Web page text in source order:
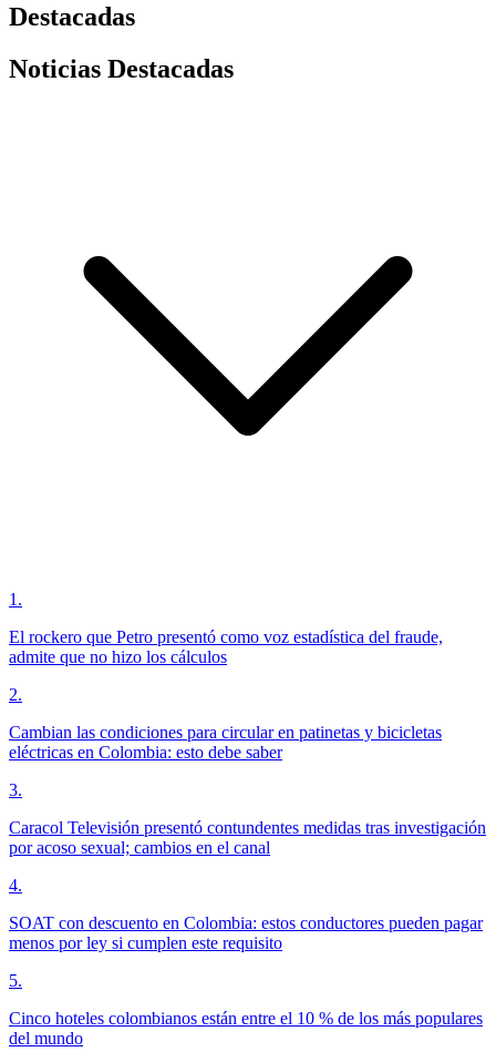
Destacadas
Noticias Destacadas
1 .
El rockero que Petro presentó como voz estadística del fraude,
admite que no hizo los cálculos
2.
Cambian las condiciones para circular en patinetas y bicicletas
eléctricas en Colombia: esto debe saber
3.
Caracol Televisión presentó contundentes medidas tras investigación
por acoso sexual; cambios en el canal
4.
SOAT con descuento en Colombia: estos conductores pueden pagar
menos por ley si cumplen este requisito
5.
Cinco hoteles colombianos están entre el 10 % de los más populares
del mundo